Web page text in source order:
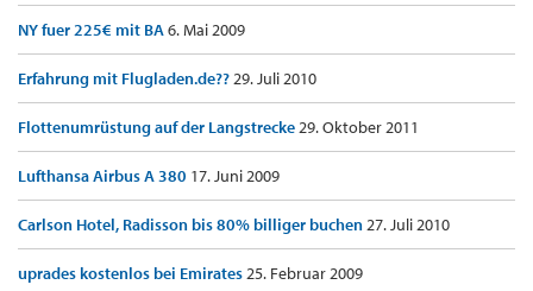
NY fuer 225€ mit BA6. Mai 2009
Erfahrung mit Flugladen.de??29. Juli 2010
Flottenumrüstung auf der Langstrecke29. Oktober 2011
Lufthansa Airbus A 380 17. Juni 2009
Carlson Hotel, Radisson bis 80% billiger buchen27. Juli 2010
uprades kostenlos bei Emirates25. Februar 2009